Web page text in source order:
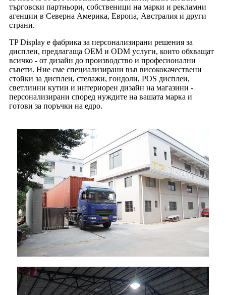
търговски партньори, собственици на марки и рекламни
агенции в Северна Америка, Европа, Австралия и други
страни.
TP Display е фабрика за персонализирани решения за
дисплеи, предлагаща OEM и ODM услуги, които обхващат
всичко - от дизайн до производство и професионални
съвети. Ние сме специализирани във висококачествени
стойки за дисплеи, стелажи, гондоли, POS дисплеи,
светлинни кутии и интериорен дизайн на магазини -
персонализирани според нуждите на вашата марка и
готови за поръчки на едро.